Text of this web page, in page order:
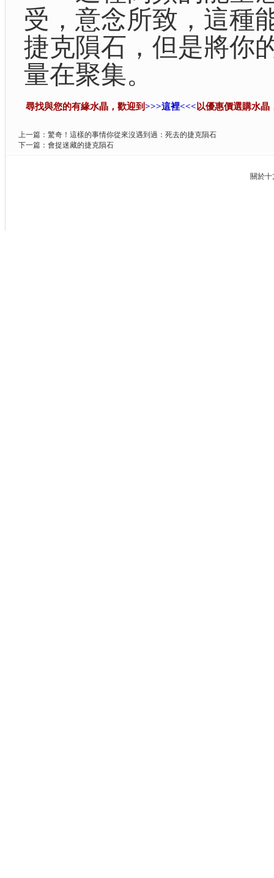
受，意念所致，這種
捷克隕石，但是將你
量在聚集。
尋找與您的有緣水晶，歡迎到>>>這裡<<< 以優惠價選購水
上一篇： 驚奇！這樣的事情你從來沒遇到過：死去的捷克隕石
下一篇： 會捉迷藏的捷克隕石
關於